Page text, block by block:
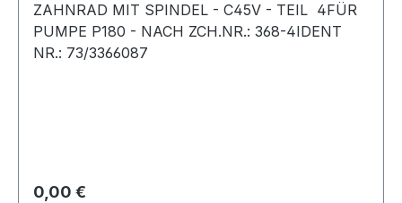
ZAHNRAD MIT SPINDEL - C45V - TEIL 4FÜR
PUMPE P180 - NACH ZCH.NR.: 368-4IDENT
NR.: 73/3366087
Regulärer Preis:
0,00 €